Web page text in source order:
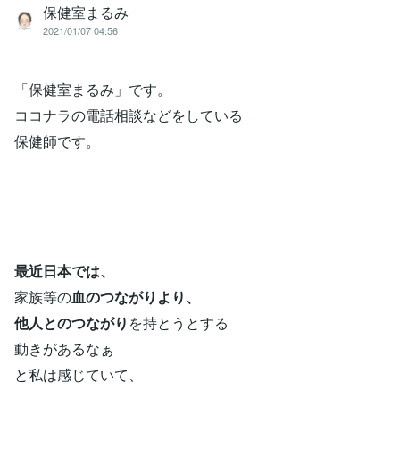
保健室まるみ
2021/01/07 04:56
「保健室まるみ」です。
ココナラの電話相談などをしている
保健師です。
最近日本では、
家族等の血のつながりより、
他人とのつながり を持とうとする
動きがあるなぁ
と私は感じていて、